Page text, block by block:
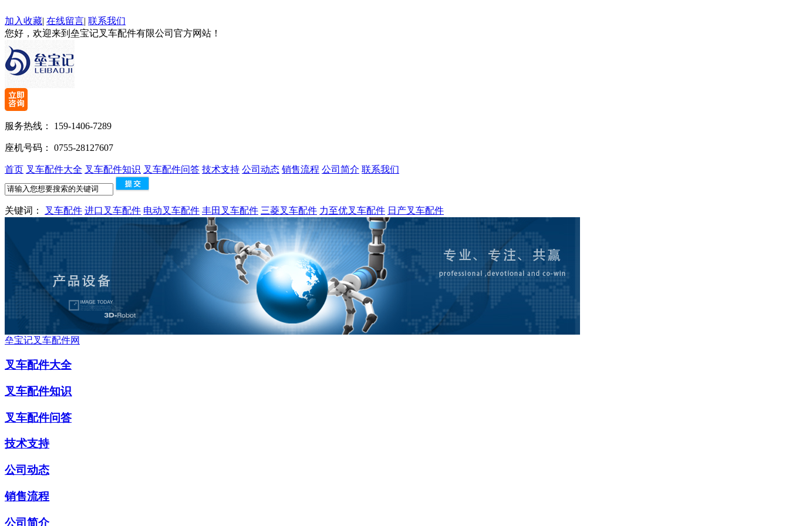
加入收藏| 在线留言| 联系我们
您好，欢迎来到垒宝记叉车配件有限公司官方网站！
服务热线： 159-1406-7289
座机号码： 0755-28127607
首页 叉车配件大全 叉车配件知识 叉车配件问答 技术支持 公司动态 销售流程 公司简介 联系我们
关键词： 叉车配件 进口叉车配件 电动叉车配件 丰田叉车配件 三菱叉车配件 力至优叉车配件 日产叉车配件
垒宝记叉车配件网
叉车配件大全
叉车配件知识
叉车配件问答
技术支持
公司动态
销售流程
公司简介